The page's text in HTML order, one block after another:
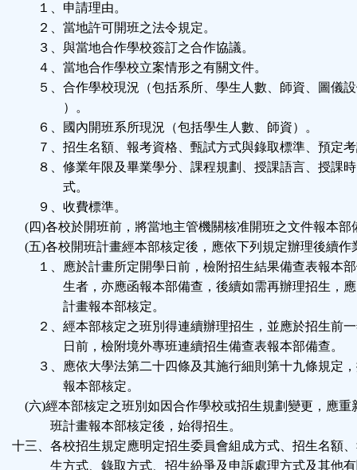
１、申請理由。
２、當地許可開班之法令規定。
３、與當地合作學校簽訂之合作協議。
４、當地合作學校立案情形之有關文件。
５、合作學校現況（包括系所、學生人數、師資、圖儀設
）。
６、國內開班系所現況（包括學生人數、師資）。
７、招生名額、報考資格、甄試方式與錄取標準、預定考
８、修業年限及畢業學分、課程規劃、授課語言、授課時
式。
９、收費標準。
(四)各校於開班前，將當地主管機關核准開班之文件報本部
(五)各校開班計畫經本部核定後，應依下列規定辦理後續作
１、應於計畫所定開學日前，檢附招生結果備查表報本部
生者，亦應函報本部備查，後續如需再辦理招生，應
計畫報本部核定。
２、經本部核定之班別得連續辦理招生，並應於招生前一
日前，檢附境外專班連續招生備查表報本部備查。
３、應依大學法第二十四條及其施行細則第十九條規定，
報本部核定。
(六)經本部核定之班別如因合作學校或招生規劃變更，應重
班計畫報本部核定後，始得招生。
十三、各校招生規定應明定招生委員會組成方式、招生名額
生方式、錄取方式、招生紛爭及申訴處理方式及其他有